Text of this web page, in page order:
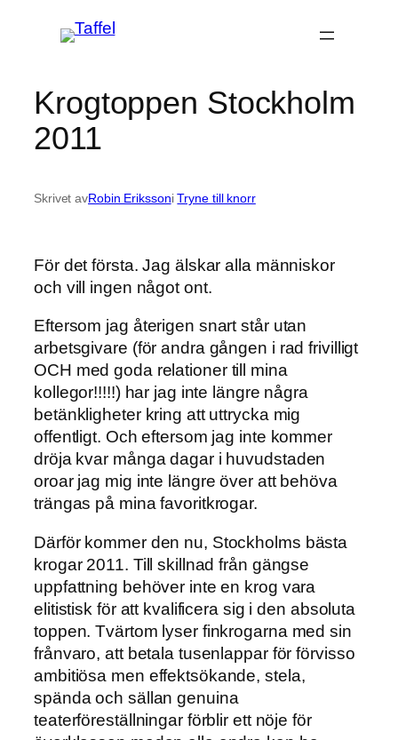
Krogtoppen Stockholm
2011
Skrivet avRobin ErikssoniTryne till knorr
För det första. Jag älskar alla människor
och vill ingen något ont.
Eftersom jag återigen snart står utan
arbetsgivare (för andra gången i rad frivilligt
OCH med goda relationer till mina
kollegor!!!!!) har jag inte längre några
betänkligheter kring att uttrycka mig
offentligt. Och eftersom jag inte kommer
dröja kvar många dagar i huvudstaden
oroar jag mig inte längre över att behöva
trängas på mina favoritkrogar.
Därför kommer den nu, Stockholms bästa
krogar 2011. Till skillnad från gängse
uppfattning behöver inte en krog vara
elitistisk för att kvalificera sig i den absoluta
toppen. Tvärtom lyser finkrogarna med sin
frånvaro, att betala tusenlappar för förvisso
ambitiösa men effektsökande, stela,
spända och sällan genuina
teaterföreställningar förblir ett nöje för